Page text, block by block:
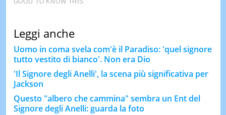
Leggi anche
Uomo in coma svela com'è il Paradiso: 'quel signore
tutto vestito di bianco'. Non era Dio
'Il Signore degli Anelli', la scena più significativa per
Jackson
Questo "albero che cammina" sembra un Ent del
Signore degli Anelli: guarda la foto